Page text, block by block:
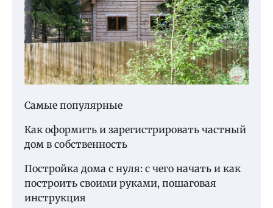
Самые популярные
Как оформить и зарегистрировать частный
дом в собственность
Постройка дома с нуля: с чего начать и как
построить своими руками, пошаговая
инструкция